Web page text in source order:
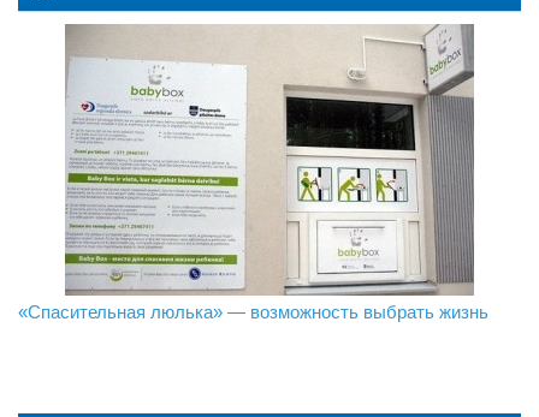
В Даугавпилсе определили сильнейших в пляжном
«Спасительная люлька» — возможность выбрать жизнь
Новое поколение пограничников: Даугавпилсское